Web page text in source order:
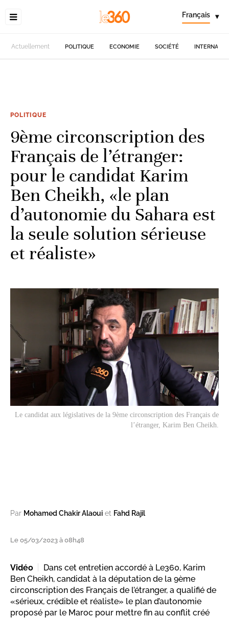
Français ▾
Actuellement POLITIQUE ECONOMIE SOCIÉTÉ
POLITIQUE
9ème circonscription des
Français de l’étranger:
pour le candidat Karim
Ben Cheikh, «le plan
d’autonomie du Sahara est
la seule solution sérieuse
et réaliste»
Le candidat aux législatives de la 9ème circonscription des Français de
l’étranger, Karim Ben Cheikh.
Par Mohamed Chakir Alaoui et Fahd Rajil
Le 05/03/2023 à 08h48
Vidéo
Dans cet entretien accordé à Le360, Karim
Ben Cheikh, candidat à la députation de la 9ème
circonscription des Français de l’étranger, a qualifié de
«sérieux, crédible et réaliste» le plan d’autonomie
proposé par le Maroc pour mettre fin au conflit créé